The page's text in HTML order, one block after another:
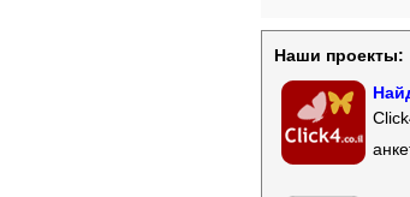
Наши проекты: